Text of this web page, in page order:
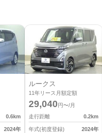
0.6km
2024年
ルークス
11年リース月額定額
29,040 円〜/月
走行距離
0.2km
年式(初度登録) 2024年